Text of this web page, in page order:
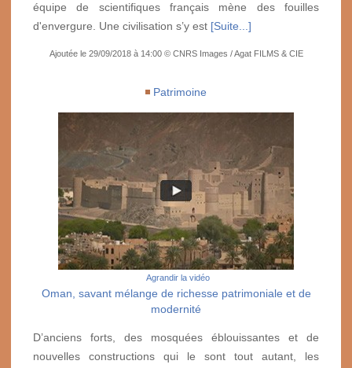
équipe de scientifiques français mène des fouilles
d'envergure. Une civilisation s’y est [Suite...]
Ajoutée le 29/09/2018 à 14:00 © CNRS Images / Agat FILMS & CIE
Patrimoine
Agrandir la vidéo
Oman, savant mélange de richesse patrimoniale et de
modernité
D’anciens forts, des mosquées éblouissantes et de
nouvelles constructions qui le sont tout autant, les